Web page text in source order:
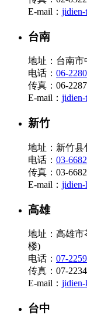
E-mail： jidien-
台南
地址：台南市
电话： 06-
传真：06-
E-mail： jidien-
新竹
地址：新竹县
电话： 03-
传真：03-
E-mail： jidien-
高雄
地址：高雄市
楼)
电话： 07-
传真：07-
E-mail： jidien-
台中